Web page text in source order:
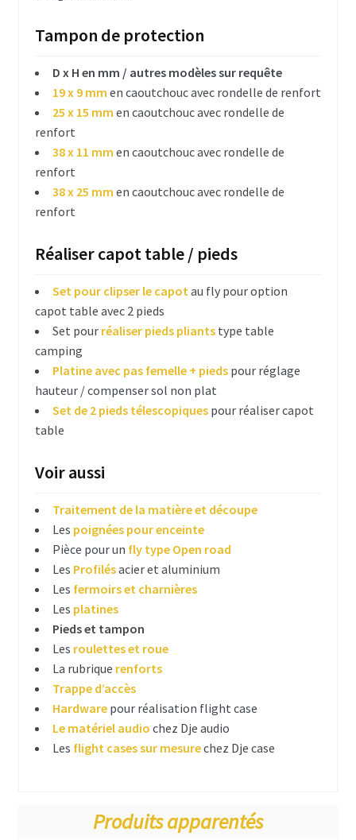
Profilés aluminium & acier
Consolider – rigidifier le flightcase
Poignées flighcase
Mousse & inserts
Pieds & tampons caoutchouc
Roulettes & pneu
Trappe d’accès
Velcro & rubans adhésifs
Platines diverses
Cage rack 19 pouces
Accessoires rack 19 pouces
Glissières de rack & crémaillères
Ventilateurs pour flightcase
Traitement de surface & découpe
Hardware DIY enceinte
Ergonomie
Mousses acoustiques
Connecteurs et câblage pour enceinte
Poignées pour enceinte
Grilles pour enceinte
Tampon de protection
D x H en mm / autres modèles sur requête
19 x 9 mm en caoutchouc avec rondelle de renfort
25 x 15 mm en caoutchouc avec rondelle de
renfort
38 x 11 mm en caoutchouc avec rondelle de
renfort
38 x 25 mm en caoutchouc avec rondelle de
renfort
Réaliser capot table / pieds
Set pour clipser le capot au fly pour option
capot table avec 2 pieds
Set pour réaliser pieds pliantstype table
camping
Platine avec pas femelle + piedspour réglage
hauteur / compenser sol non plat
Set de 2 pieds télescopiquespour réaliser capot
table
Voir aussi
Traitement de la matière et découpe
Les poignées pour enceinte
Pièce pour un fly type Open road
Les Profilésacier et aluminium
Les fermoirs et charnières
Les platines
Pieds et tampon
Les roulettes et roue
La rubrique renforts
Trappe d’accès
Hardwarepour réalisation flight case
Le matériel audio chez Dje audio
Les flight cases sur mesurechez Dje case
Produits apparentés